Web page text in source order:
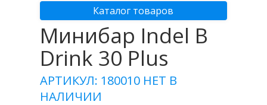
Каталог товаров
Минибар Indel B
Drink 30 Plus
АРТИКУЛ: 180010 НЕТ В
НАЛИЧИИ